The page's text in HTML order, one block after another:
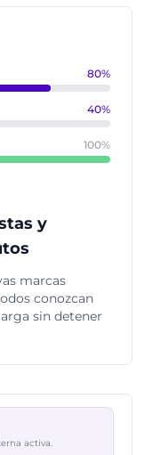
80%
40%
100%
y
marcas
conozcan
sin detener
activa.